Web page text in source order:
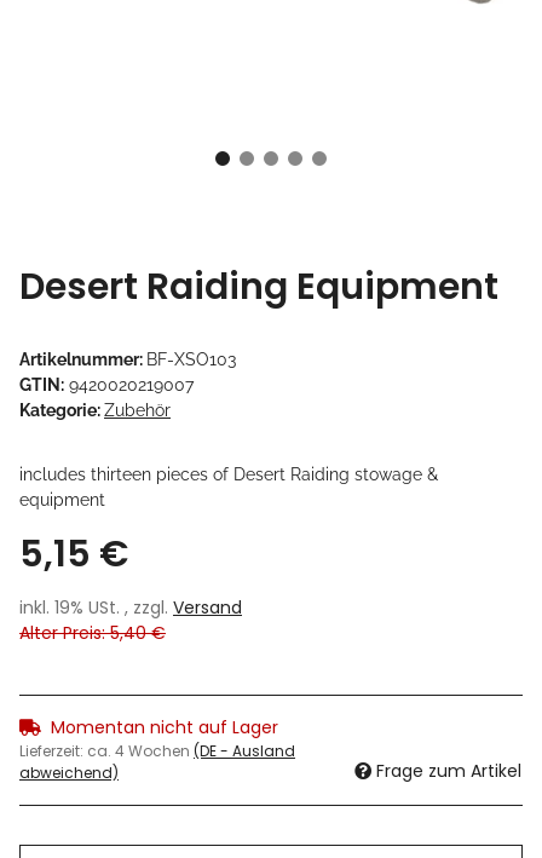
Desert Raiding Equipment
Artikelnummer: BF-XSO103
GTIN: 9420020219007
Kategorie:Zubehör
includes thirteen pieces of Desert Raiding stowage &
equipment
5,15 €
inkl. 19% USt. , zzgl. Versand
Alter Preis: 5,40 €
Momentan nicht auf Lager
Lieferzeit: ca. 4 Wochen (DE - Ausland
abweichend)
Frage zum Artikel